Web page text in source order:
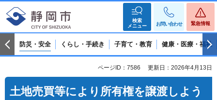
検索
メニュー
お問い合わせ 緊急情報
防災・安全 くらし・手続き 子育て・教育 健康・医療・福祉
ページID：7586 更新日：2026年4月13日
土地売買等により所有権を譲渡しよう